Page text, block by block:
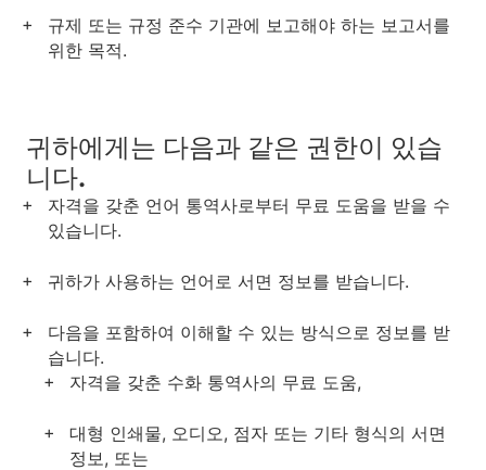
규제 또는 규정 준수 기관에 보고해야 하는 보고서를
위한 목적.
귀하에게는 다음과 같은 권한이 있습
니다.
자격을 갖춘 언어 통역사로부터 무료 도움을 받을 수
있습니다.
귀하가 사용하는 언어로 서면 정보를 받습니다.
다음을 포함하여 이해할 수 있는 방식으로 정보를 받
습니다.
자격을 갖춘 수화 통역사의 무료 도움,
대형 인쇄물, 오디오, 점자 또는 기타 형식의 서면
정보, 또는